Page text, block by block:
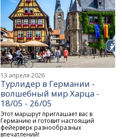
13 апреля 2026
Турлидер в Германии -
волшебный мир Харца -
18/05 - 26/05
Этот маршрут приглашает вас в
Германию и готовит настоящий
фейерверк разнообразных
впечатлений!